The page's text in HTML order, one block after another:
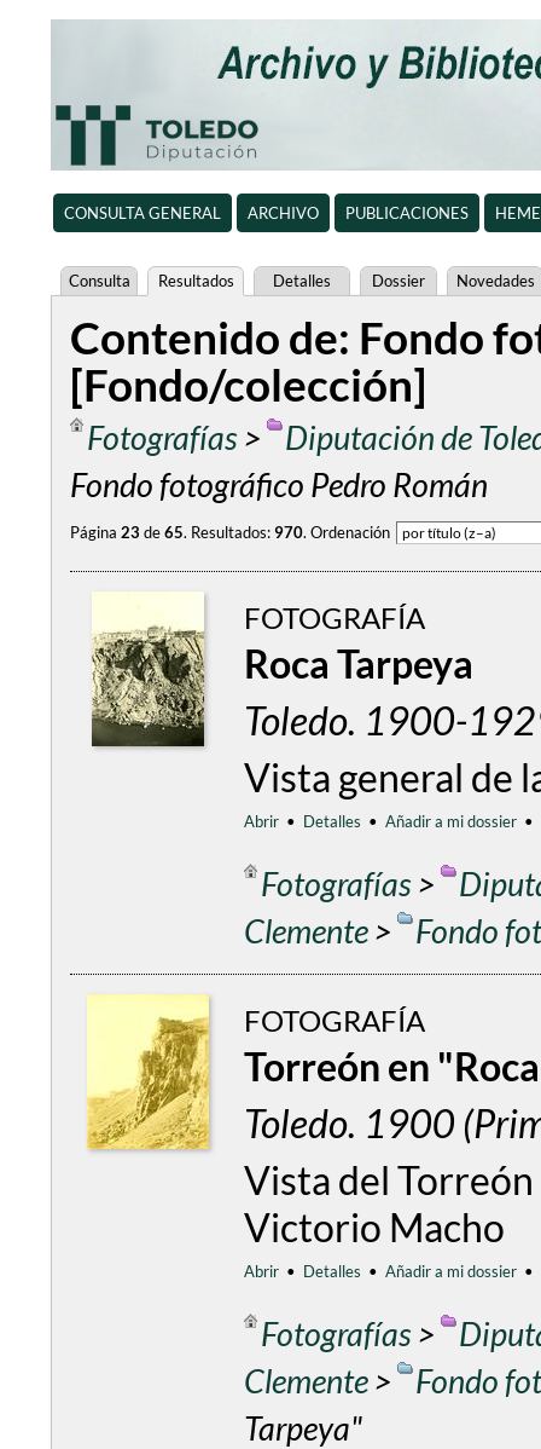
CONSULTA GENERAL ARCHIVO PUBLICACIONES
Consulta Resultados Detalles Dossier Novedades
Contenido de: Fondo
[Fondo/colección]
Fotografías>
Diputación de
Fondo fotográfico Pedro Román
Página 23 de65. Resultados:970. Ordenación
FOTOGRAFÍA
Roca Tarpeya
Toledo. 1900-
Vista general de
Abrir • Detalles • Añadir a mi dossier •
Fotografías>
Clemente> Fondo
FOTOGRAFÍA
Torreón en
Toledo. 1900
Vista del Torreón
Victorio Macho
Abrir • Detalles • Añadir a mi dossier •
Fotografías>
Clemente>
Fondo
Tarpeya"